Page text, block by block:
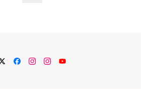
TwitterFacebook
Instagram
Instagram
YouTube